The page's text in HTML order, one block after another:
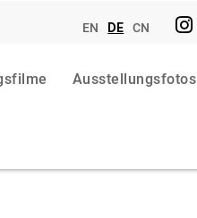
EN DE CN
Ausstellungsfotos